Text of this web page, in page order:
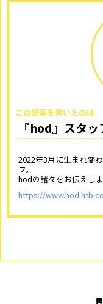
この記事を書いたのは
『hod』スタッ
2022年3月に生まれ変
フ。
hodの諸々をお伝えし
https://